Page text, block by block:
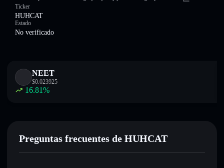
Ticker
HUHCAT
Estado
No verificado
NEET
$0.023925
16.81%
Preguntas frecuentes de HUHCAT